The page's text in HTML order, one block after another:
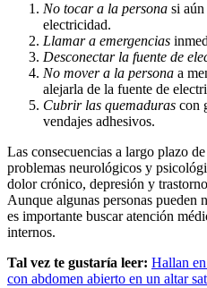
No tocar a la persona si
electricidad.
Llamar a emergencias
Desconectar la fuente de
No mover a la persona a
alejarla de la fuente de
Cubrir las quemaduras con
vendajes adhesivos.
Las consecuencias a largo plazo
problemas neurológicos y
dolor crónico, depresión y
Aunque algunas personas pueden
es importante buscar atención
internos.
Tal vez te gustaría leer: Hallan
con abdomen abierto en un altar